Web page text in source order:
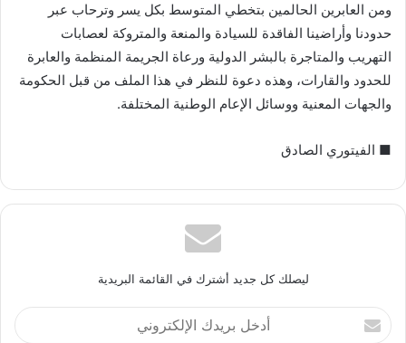
ومن العابرين الحالمين بتخطي المتوسط بكل يسر وترحاب عبر
حدودنا وأراضينا الفاقدة للسيادة والمنعة والمتروكة لعصابات
التهريب والمتاجرة بالبشر الدولية ورعاة الجريمة المنظمة والعابرة
للحدود والقارات، وهذه دعوة للنظر في هذا الملف من قبل الحكومة
والجهات المعنية ووسائل الإعام الوطنية المختلفة.
■ الفيتوري الصادق
ليصلك كل جديد أشترك في القائمة البريدية
أدخل
بريدك